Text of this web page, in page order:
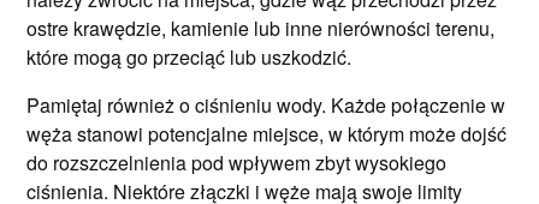
ostre krawędzie, kamienie lub inne nierówności terenu,
które mogą go przeciąć lub uszkodzić.
Pamiętaj również o ciśnieniu wody. Każde połączenie w
węża stanowi potencjalne miejsce, w którym może dojść
do rozszczelnienia pod wpływem zbyt wysokiego
ciśnienia. Niektóre złączki i węże mają swoje limity